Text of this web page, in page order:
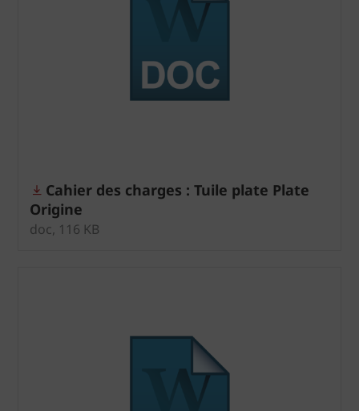
Cahier des charges : Tuile plate Plate
Origine
doc, 116 KB